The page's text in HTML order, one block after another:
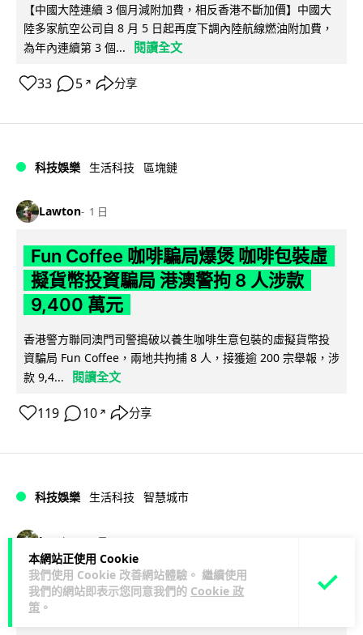
本網站正使用 Cookie
我們使用 Cookie 改善網站體驗。 繼續使用
我們的網站即表示您同意我們的 Cookie 政
策 。
【中國大陸連續 3 個月減附加費，相反香港不斷加價】中國大
陸多家航空公司自 8 月 5 日起再度下調內陸航線燃油附加費，
為年內連續第 3 個...
閱讀全文
33 5 ↗ 分享
科技娛樂 生活科技 區塊鏈
Lawton 1 日
Fun Coffee 咖啡騙局爆煲 咖啡包裝虛
擬貨幣投資騙局 港澳警拘 8 人涉款
9,400 萬元
香港警方聯同澳門司警搗破以養生咖啡生意包裝的虛擬貨幣投
資騙局 Fun Coffee，兩地共拘捕 8 人，接獲逾 200 宗舉報，涉
款 9,4...
閱讀全文
119 10 ↗ 分享
科技娛樂 生活科技 智慧城市
Lawton 1 日
網約車條例生效 有司機暫時停工避風頭
的士業界籲白牌 "改邪歸正"